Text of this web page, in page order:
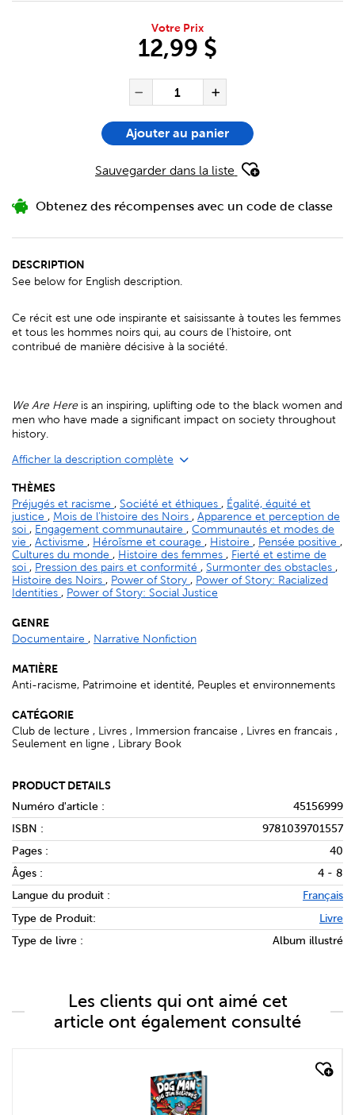
Votre Prix
12,99 $
Réduire la quantité de
QUANTITÉ POUR L'ARTICLE
Ajouter au panier
Sauvegarder dans la liste
Obtenez des récompenses avec un code de classe
DESCRIPTION
See below for English description.
Ce récit est une ode inspirante et saisissante à toutes les femmes
et tous les hommes noirs qui, au cours de l'histoire, ont
contribué de manière décisive à la société.
We Are Hereis an inspiring, uplifting ode to the black women and
men who have made a significant impact on society throughout
history.
Afficher la description complète
THÈMES
Préjugés et racisme , Société et éthiques , Égalité, équité et
justice , Mois de l’histoire des Noirs , Apparence et perception de
soi , Engagement communautaire , Communautés et modes de
vie , Activisme , Héroïsme et courage , Histoire , Pensée positive ,
Cultures du monde , Histoire des femmes , Fierté et estime de
soi , Pression des pairs et conformité , Surmonter des obstacles ,
Histoire des Noirs , Power of Story , Power of Story: Racialized
Identities , Power of Story: Social Justice
GENRE
Documentaire , Narrative Nonfiction
MATIÈRE
Anti-racisme, Patrimoine et identité, Peuples et environnements
CATÉGORIE
Club de lecture , Livres , Immersion francaise , Livres en francais ,
Seulement en ligne , Library Book
PRODUCT DETAILS
Numéro d'article :
45156999
ISBN :
9781039701557
Pages :
40
Âges :
4 - 8
Langue du produit :
Français
Type de Produit:
Livre
Type de livre :
Album illustré
Les clients qui ont aimé cet
article ont également consulté
quick look